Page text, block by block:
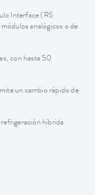
Interface (RS
analógicos o de
con hasta 50
un cambio rápido de
híbrida